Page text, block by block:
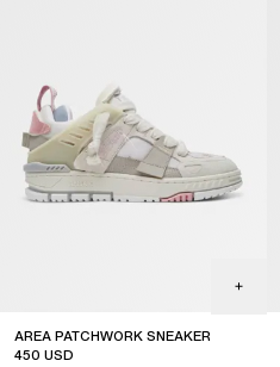
AREA PATCHWORK SNEAKER
450 USD